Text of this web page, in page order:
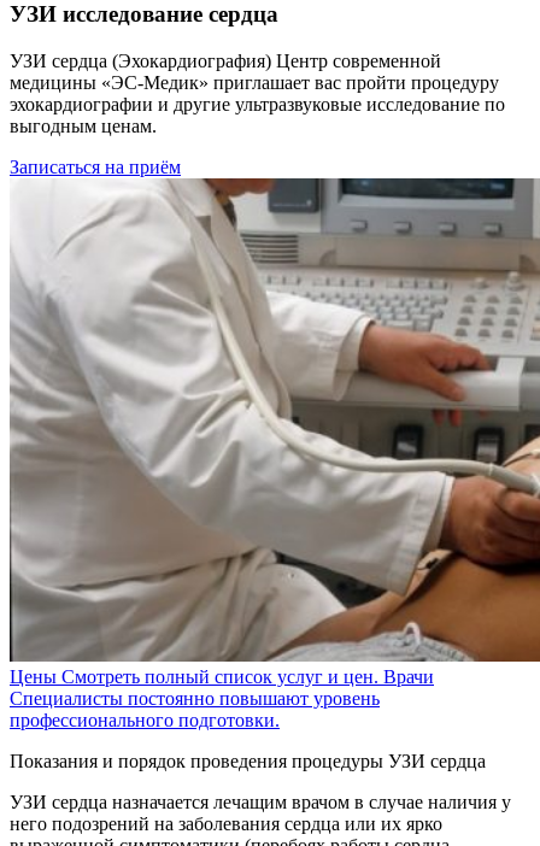
УЗИ исследование сердца
УЗИ сердца (Эхокардиография) Центр современной
медицины «ЭС-Медик» приглашает вас пройти процедуру
эхокардиографии и другие ультразвуковые исследование по
выгодным ценам.
Записаться на приём
Цены Смотреть полный список услуг и цен. Врачи
Специалисты постоянно повышают уровень
профессионального подготовки.
Показания и порядок проведения процедуры УЗИ сердца
УЗИ сердца назначается лечащим врачом в случае наличия у
него подозрений на заболевания сердца или их ярко